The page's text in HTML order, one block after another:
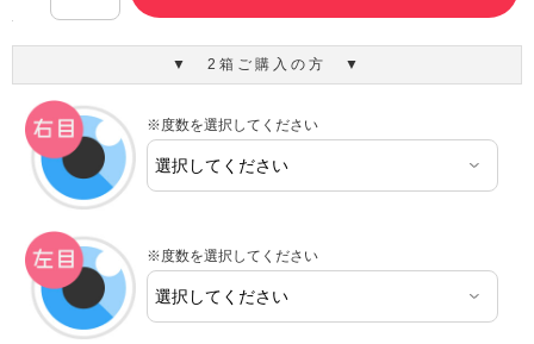
▼ 2箱ご購入の方 ▼
※度数を選択してください
※度数を選択してください